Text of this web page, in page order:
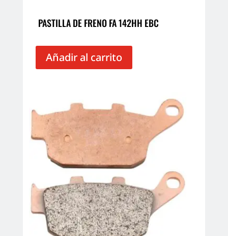
PASTILLA DE FRENO FA 142HH EBC
Añadir al carrito